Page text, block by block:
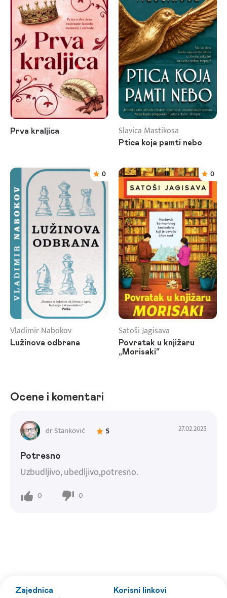
Prva kraljica Slavica Mastikosa
Ptica koja pamti nebo
0
Vladimir Nabokov
Lužinova odbrana
0
Satoši Jagisava
Povratak u knjižaru
„Morisaki“
Ocene i komentari
dr Stanković 5 27.02.2025
Potresno
Uzbudljivo, ubedljivo,potresno.
0 0
Zajednica Korisni linkovi